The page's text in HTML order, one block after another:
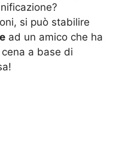
si può stabilire
ad un amico che ha
a base di